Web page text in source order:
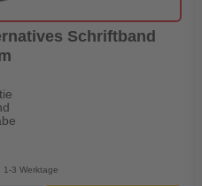
Schriftband
1-3 Werktage